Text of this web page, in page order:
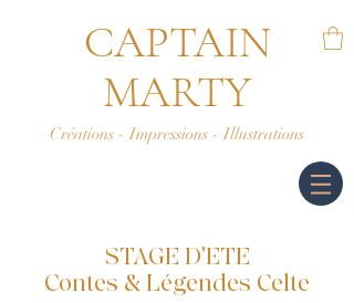
CAPTAIN
MARTY
Créations - Impressions - Illustrations
STAGE D'ETE
Contes & Légendes Celte